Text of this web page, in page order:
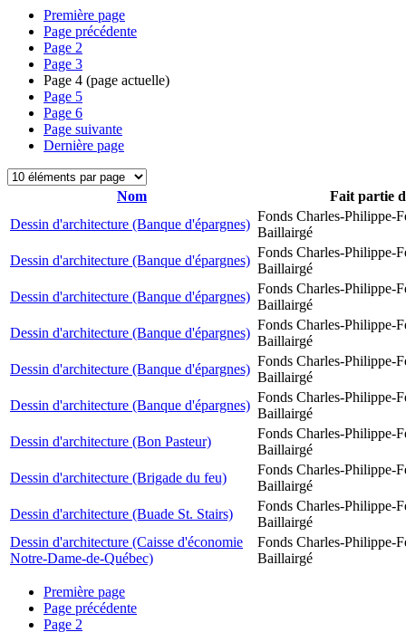
Première page
Page précédente
Page 2
Page 3
Page 4 (page actuelle)
Page 5
Page 6
Page suivante
Dernière page
Nom
Fait partie
Dessin d'architecture (Banque d'épargnes)
Fonds Charles-Philippe-
Baillairgé
Dessin d'architecture (Banque d'épargnes)
Fonds Charles-Philippe-
Baillairgé
Dessin d'architecture (Banque d'épargnes)
Fonds Charles-Philippe-
Baillairgé
Dessin d'architecture (Banque d'épargnes)
Fonds Charles-Philippe-
Baillairgé
Dessin d'architecture (Banque d'épargnes)
Fonds Charles-Philippe-
Baillairgé
Dessin d'architecture (Banque d'épargnes)
Fonds Charles-Philippe-
Baillairgé
Dessin d'architecture (Bon Pasteur)
Fonds Charles-Philippe-
Baillairgé
Dessin d'architecture (Brigade du feu)
Fonds Charles-Philippe-
Baillairgé
Dessin d'architecture (Buade St. Stairs)
Fonds Charles-Philippe-
Baillairgé
Dessin d'architecture (Caisse d'économie
Notre-Dame-de-Québec)
Fonds Charles-Philippe-
Baillairgé
Première page
Page précédente
Page 2